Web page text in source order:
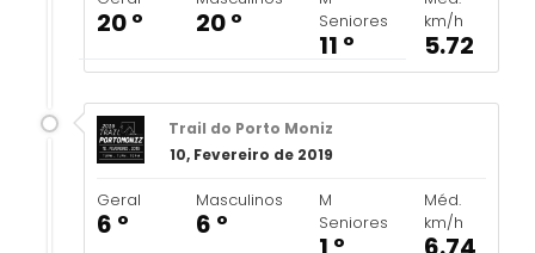
20 º 20 º
Seniores
11 º
km/h
5.72
Trail do Porto Moniz
10, Fevereiro de 2019
Geral
6 º
Masculinos
6 º
M
Seniores
Méd.
km/h